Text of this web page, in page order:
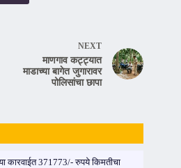
NEXT
माणगाव कट्ट्यात
माडाच्या बागेत जुगारावर
पोलिसांचा छापा
कारवाईत 371773/- रुपये किमतीचा